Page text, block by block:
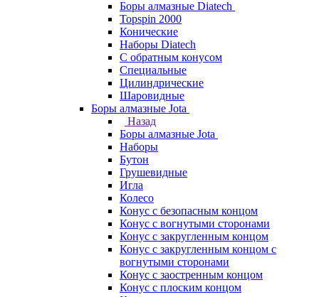
Боры алмазные Diatech
Topspin 2000
Конические
Наборы Diatech
С обратным конусом
Специальные
Цилиндрические
Шаровидные
Боры алмазные Jota
Назад
Боры алмазные Jota
Наборы
Бутон
Грушевидные
Игла
Колесо
Конус с безопасным концом
Конус с вогнутыми сторонами
Конус с закругленным концом
Конус с закругленным концом с
вогнутыми сторонами
Конус с заостренным концом
Конус с плоским концом